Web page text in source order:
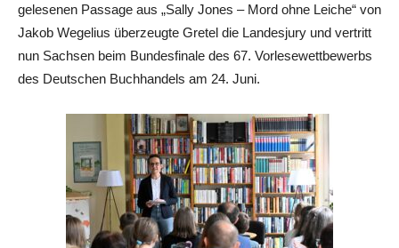
gelesenen Passage aus „Sally Jones – Mord ohne Leiche“ von
Jakob Wegelius überzeugte Gretel die Landesjury und vertritt
nun Sachsen beim Bundesfinale des 67. Vorlesewettbewerbs
des Deutschen Buchhandels am 24. Juni.